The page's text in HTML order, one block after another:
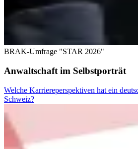
BRAK-Umfrage "STAR 2026"
Anwaltschaft im Selbstporträt
Welche Karriereperspektiven hat ein
Schweiz?